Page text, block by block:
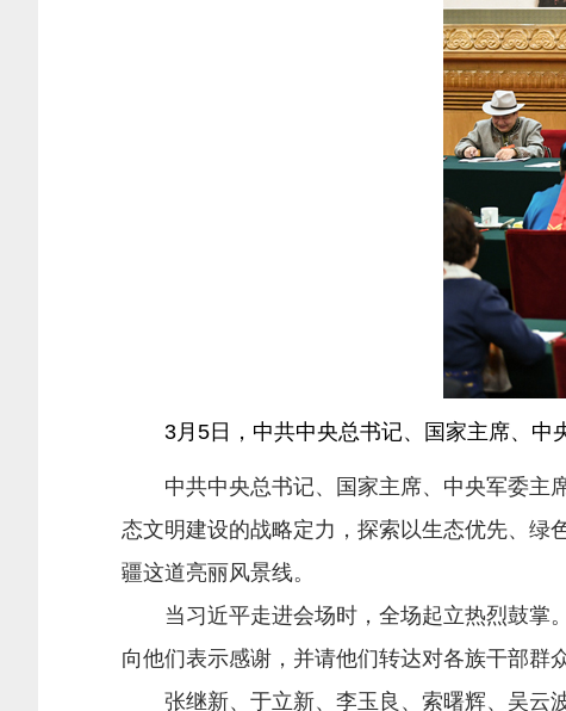
3月5日，中共中央总书记、国家主席、
中共中央总书记、国家主席、中央军委主
态文明建设的战略定力，探索以生态优先、绿
疆这道亮丽风景线。
当习近平走进会场时，全场起立热烈鼓掌。
向他们表示感谢，并请他们转达对各族干部群
张继新、于立新、李玉良、索曙辉、吴云波